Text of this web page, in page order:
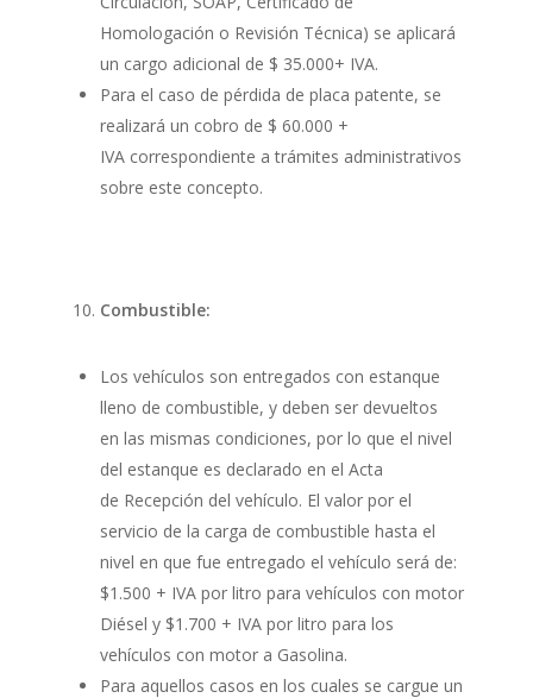
Homologación o Revisión Técnica) se aplicará
un cargo adicional de $ 35.000+ IVA.
Para el caso de pérdida de placa patente, se
realizará un cobro de $ 60.000 +
IVA correspondiente a trámites administrativos
sobre este concepto.
Combustible:
Los vehículos son entregados con estanque
lleno de combustible, y deben ser devueltos
en las mismas condiciones, por lo que el nivel
del estanque es declarado en el Acta
de Recepción del vehículo. El valor por el
servicio de la carga de combustible hasta el
nivel en que fue entregado el vehículo será de:
$1.500 + IVA por litro para vehículos con motor
Diésel y $1.700 + IVA por litro para los
vehículos con motor a Gasolina.
Para aquellos casos en los cuales se cargue un